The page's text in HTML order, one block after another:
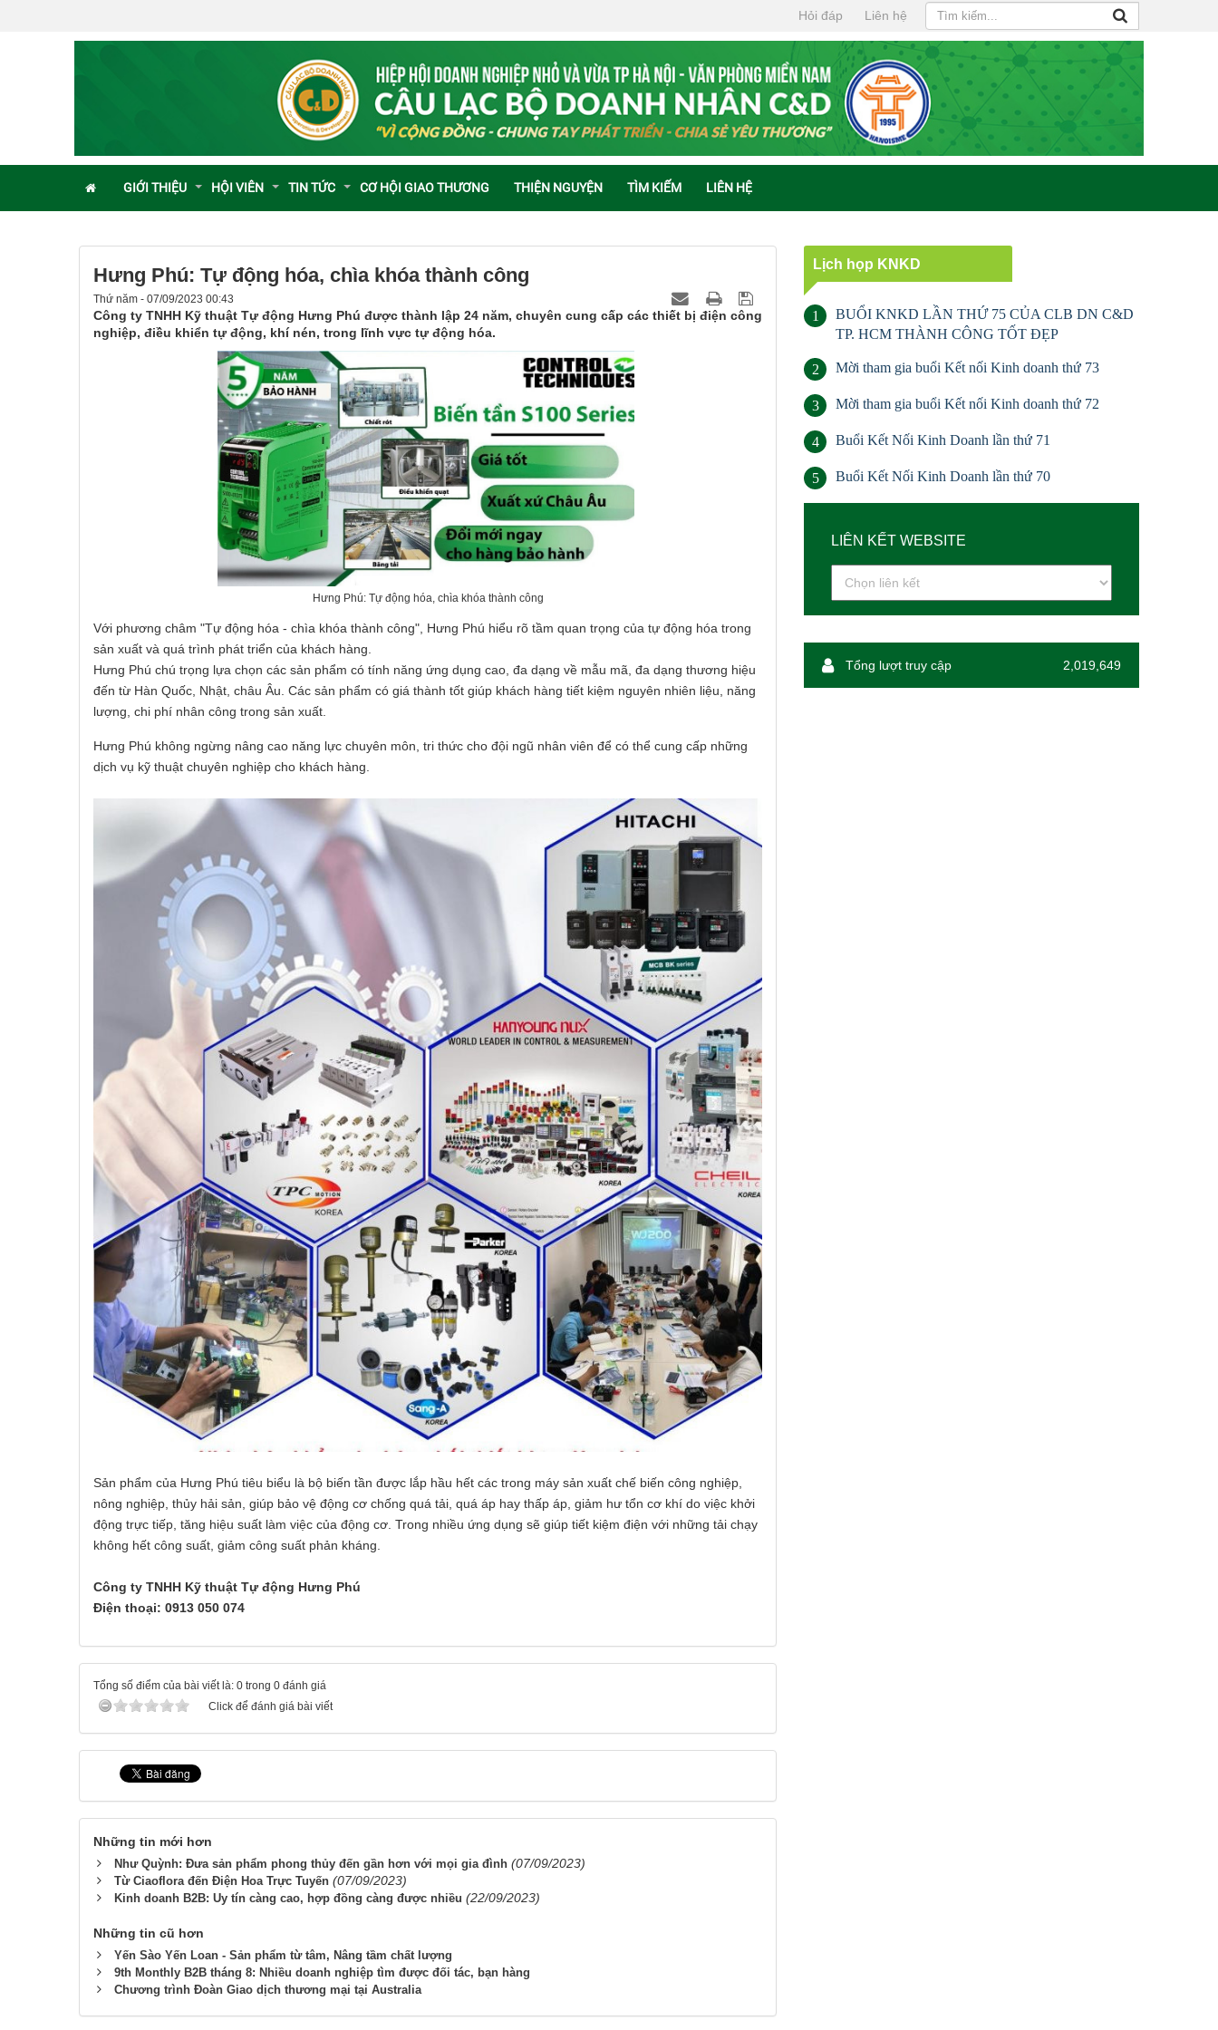
Hỏi đáp Liên hệ
GIỚI THIỆU HỘI VIÊN TIN TỨC CƠ HỘI GIAO THƯƠNG THIỆN NGUYỆN TÌM KIẾM LIÊN HỆ
Hưng Phú: Tự động hóa, chìa khóa thành công
Thứ năm - 07/09/2023 00:43
Công ty TNHH Kỹ thuật Tự động Hưng Phú được thành lập 24 năm, chuyên cung cấp các thiết bị điện công
nghiệp, điều khiển tự động, khí nén, trong lĩnh vực tự động hóa.
Hưng Phú: Tự động hóa, chìa khóa thành công
Với phương châm "Tự động hóa - chìa khóa thành công", Hưng Phú hiểu rõ tầm quan trọng của tự động hóa trong
sản xuất và quá trình phát triển của khách hàng.
Hưng Phú chú trọng lựa chọn các sản phẩm có tính năng ứng dụng cao, đa dạng về mẫu mã, đa dạng thương hiệu
đến từ Hàn Quốc, Nhật, châu Âu. Các sản phẩm có giá thành tốt giúp khách hàng tiết kiệm nguyên nhiên liệu, năng
lượng, chi phí nhân công trong sản xuất.
Hưng Phú không ngừng nâng cao năng lực chuyên môn, tri thức cho đội ngũ nhân viên để có thể cung cấp những
dịch vụ kỹ thuật chuyên nghiệp cho khách hàng.
Sản phẩm của Hưng Phú tiêu biểu là bộ biến tần được lắp hầu hết các trong máy sản xuất chế biến công nghiệp,
nông nghiệp, thủy hải sản, giúp bảo vệ động cơ chống quá tải, quá áp hay thấp áp, giảm hư tổn cơ khí do việc khởi
động trực tiếp, tăng hiệu suất làm việc của động cơ. Trong nhiều ứng dụng sẽ giúp tiết kiệm điện với những tải chạy
không hết công suất, giảm công suất phản kháng.
Công ty TNHH Kỹ thuật Tự động Hưng Phú
Điện thoại: 0913 050 074
Tổng số điểm của bài viết là: 0 trong 0 đánh giá
Click để đánh giá bài viết
Những tin mới hơn
Như Quỳnh: Đưa sản phẩm phong thủy đến gần hơn với mọi gia đình (07/09/2023)
Từ Ciaoflora đến Điện Hoa Trực Tuyến (07/09/2023)
Kinh doanh B2B: Uy tín càng cao, hợp đồng càng được nhiều (22/09/2023)
Những tin cũ hơn
Yến Sào Yến Loan - Sản phẩm từ tâm, Nâng tầm chất lượng
9th Monthly B2B tháng 8: Nhiều doanh nghiệp tìm được đối tác, bạn hàng
Chương trình Đoàn Giao dịch thương mại tại Australia
Lịch họp KNKD
1
BUỔI KNKD LẦN THỨ 75 CỦA CLB DN C&D
TP. HCM THÀNH CÔNG TỐT ĐẸP
2 Mời tham gia buổi Kết nối Kinh doanh thứ 73
3 Mời tham gia buổi Kết nối Kinh doanh thứ 72
4 Buổi Kết Nối Kinh Doanh lần thứ 71
5 Buổi Kết Nối Kinh Doanh lần thứ 70
LIÊN KẾT WEBSITE
Tổng lượt truy cập 2,019,649